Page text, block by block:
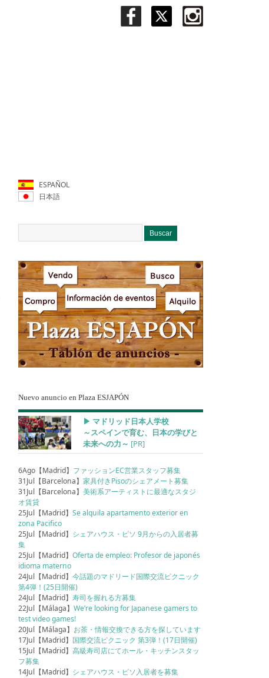
ESPAÑOL
日本語
Nuevo anuncio en Plaza ESJAPÓN
▶︎ マドリッド日本人学校
～スペインで育む、日本の学びと
未来への力～ [PR]
6Ago【Madrid】 ファッションEC営業スタッフ募集
31Jul【Barcelona】家具付きPisoのシェアメート募集
31Jul【Barcelona】美術系アーティストに最適なスタジ
オ賃貸
25Jul【Madrid】Se alquila apartamento exterior en
zona Pacifico
25Jul【Madrid】 シェアハウス・ピソ 9月からの入居者募
集
25Jul【Madrid】Oferta de empleo: Profesor de japonés
idioma materno
24Jul【Madrid】今話題のマドリード国際交流ピクニック
第4弾！(25日開催)
24Jul【Madrid】寿司を握れる方募集
22Jul【Málaga】We’re looking for Japanese gamers to
test video games!
20Jul【Málaga】 お茶・情報交換できる方を探しています
17Jul【Madrid】 国際交流ピクニック 第3弾！(17日開催)
15Jul【Madrid】高級寿司店にてホール・キッチンスタッ
フ募集
14Jul【Madrid】 シェアハウス・ピソ入居者を募集